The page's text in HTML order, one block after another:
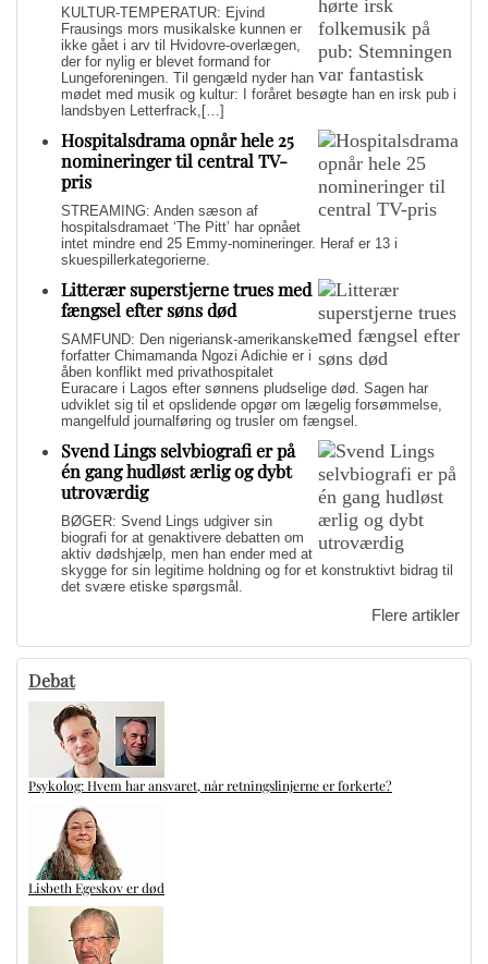
KULTUR-TEMPERATUR: Ejvind
Frausings mors musikalske kunnen er
ikke gået i arv til Hvidovre-overlægen,
der for nylig er blevet formand for
Lungeforeningen. Til gengæld nyder han
mødet med musik og kultur: I foråret besøgte han en irsk pub i
landsbyen Letterfrack,[…]
Hospitalsdrama opnår hele 25
nomineringer til central TV-
pris
STREAMING: Anden sæson af
hospitalsdramaet ‘The Pitt’ har opnået
intet mindre end 25 Emmy-nomineringer. Heraf er 13 i
skuespillerkategorierne.
Litterær superstjerne trues med
fængsel efter søns død
SAMFUND: Den nigeriansk-amerikanske
forfatter Chimamanda Ngozi Adichie er i
åben konflikt med privathospitalet
Euracare i Lagos efter sønnens pludselige død. Sagen har
udviklet sig til et opslidende opgør om lægelig forsømmelse,
mangelfuld journalføring og trusler om fængsel.
Svend Lings selvbiografi er på
én gang hudløst ærlig og dybt
utroværdig
BØGER: Svend Lings udgiver sin
biografi for at genaktivere debatten om
aktiv dødshjælp, men han ender med at
skygge for sin legitime holdning og for et konstruktivt bidrag til
det svære etiske spørgsmål.
Flere artikler
Debat
Psykolog: Hvem har ansvaret, når retningslinjerne er forkerte?
Lisbeth Egeskov er død